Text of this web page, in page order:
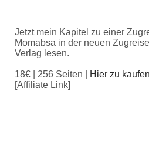
Jetzt mein Kapitel zu einer
Momabsa in der neuen
Verlag lesen.
18€ | 256 Seiten |
Hier zu kaufen
[Affiliate Link]